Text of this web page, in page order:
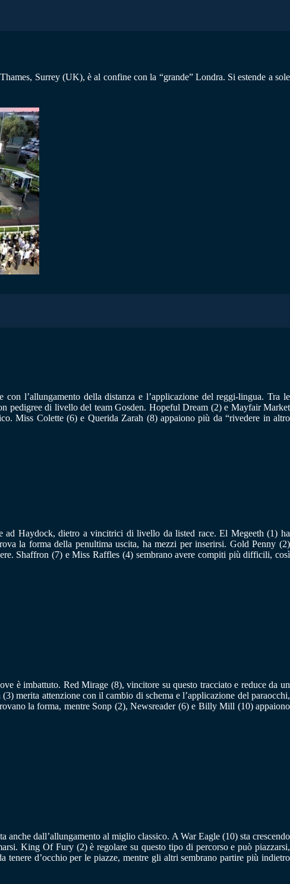
Surrey (UK), è al confine con la “grande” Londra. Si estende a sole
l’allungamento della distanza e l’applicazione del reggi-lingua. Tra le
pedigree di livello del team Gosden. Hopeful Dream (2) e Mayfair Market
Miss Colette (6) e Querida Zarah (8) appaiono più da “rivedere in altro
ad Haydock, dietro a vincitrici di livello da listed race. El Megeeth (1) ha
la forma della penultima uscita, ha mezzi per inserirsi. Gold Penny (2)
Shaffron (7) e Miss Raffles (4) sembrano avere compiti più difficili, così
è imbattuto. Red Mirage (8), vincitore su questo tracciato e reduce da un
merita attenzione con il cambio di schema e l’applicazione del paraocchi,
la forma, mentre Sonp (2), Newsreader (6) e Billy Mill (10) appaiono
dall’allungamento al miglio classico. A War Eagle (10) sta crescendo
King Of Fury (2) è regolare su questo tipo di percorso e può piazzarsi,
d’occhio per le piazze, mentre gli altri sembrano partire più indietro